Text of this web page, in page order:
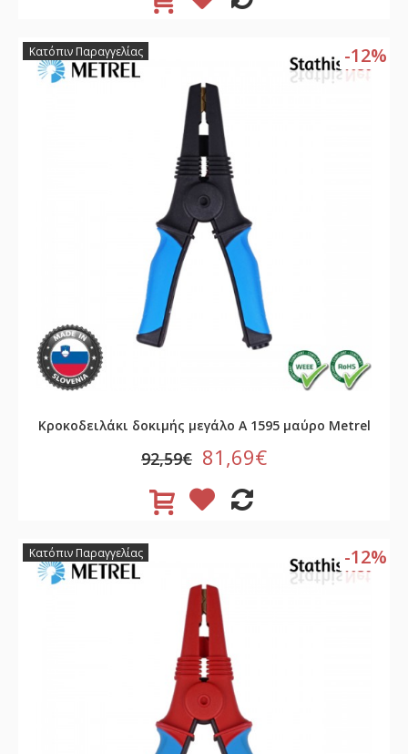
-12%
Κατόπιν Παραγγελίας
Κροκοδειλάκι δοκιμής μεγάλο A 1595 μαύρο Metrel
92,59€ 81,69€
-12%
Κατόπιν Παραγγελίας